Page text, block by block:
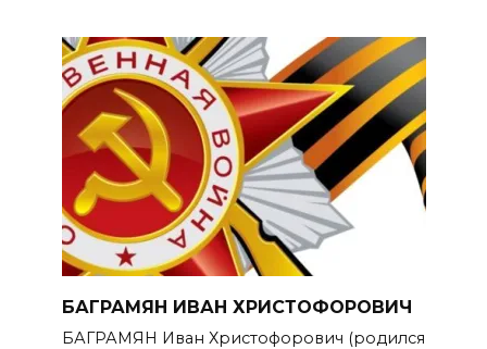
БАГРАМЯН ИВАН ХРИСТОФОРОВИЧ
БАГРАМЯН Иван Христофорович (родился